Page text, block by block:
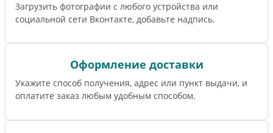
Загрузить фотографии с любого устройства или
социальной сети Вконтакте, добавьте надпись.
Оформление доставки
Укажите способ получения, адрес или пункт выдачи, и
оплатите заказ любым удобным способом.